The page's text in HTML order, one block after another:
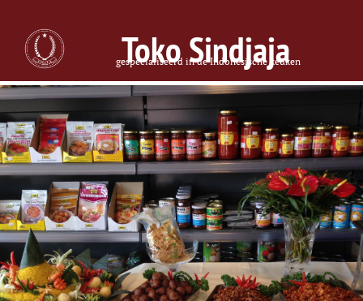
Toko Sindjaja
gespecialiseerd in de Indonesische keuken